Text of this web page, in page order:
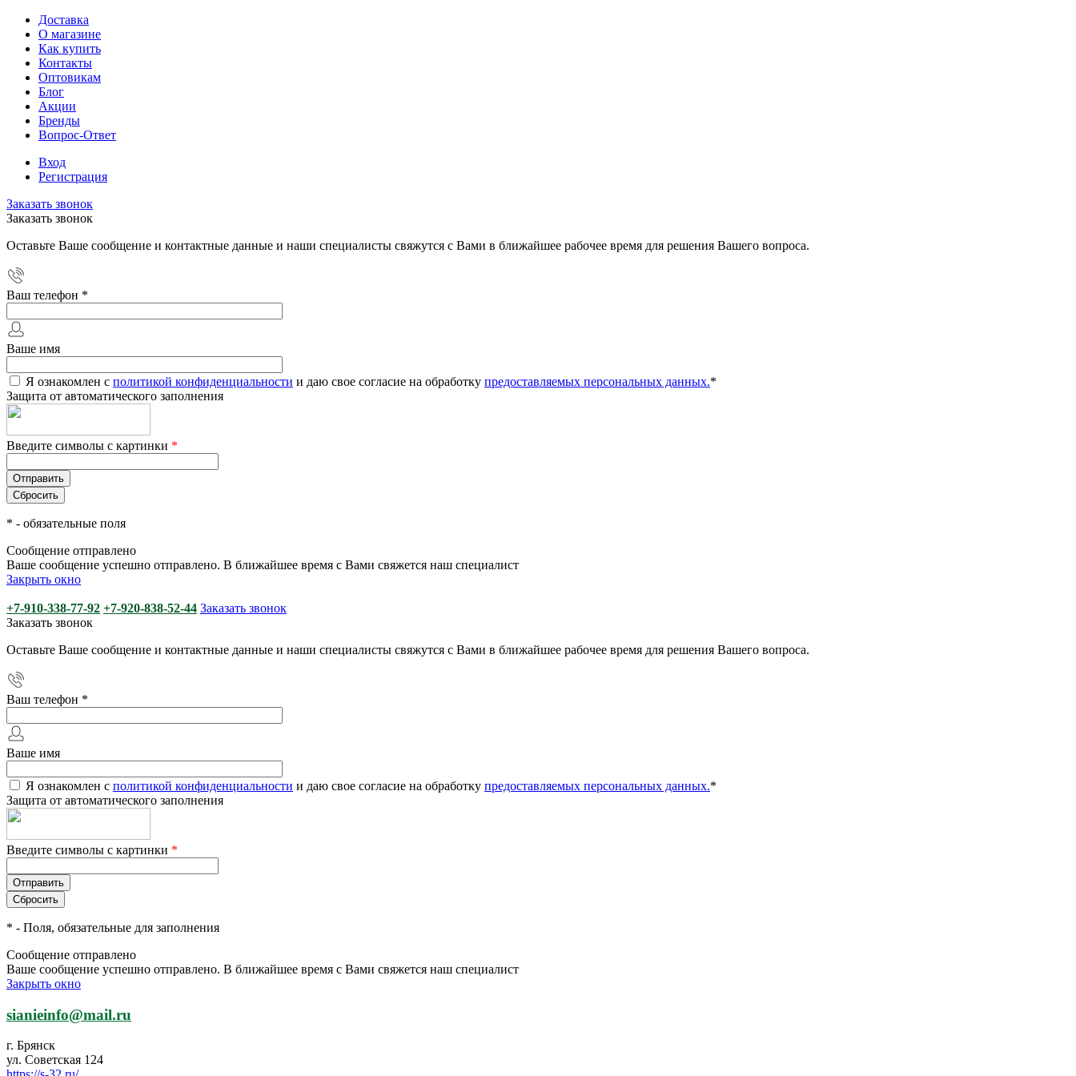
Доставка
О магазине
Как купить
Контакты
Оптовикам
Блог
Акции
Бренды
Вопрос-Ответ
Вход
Регистрация
Заказать звонок
Заказать звонок
Оставьте Ваше сообщение и контактные данные и наши специалисты свяжутся с Вами в ближайшее рабочее время для решения Вашего вопроса.
Ваш телефон *
Ваше имя
Я ознакомлен с политикой конфиденциальности и даю свое согласие на обработку предоставляемых персональных данных.*
Защита от автоматического заполнения
Введите символы с картинки *
* - обязательные поля
Сообщение отправлено
Ваше сообщение успешно отправлено. В ближайшее время с Вами свяжется наш специалист
Закрыть окно
+7-910-338-77-92 +7-920-838-52-44 Заказать звонок
Заказать звонок
Оставьте Ваше сообщение и контактные данные и наши специалисты свяжутся с Вами в ближайшее рабочее время для решения Вашего вопроса.
Ваш телефон *
Ваше имя
Я ознакомлен с политикой конфиденциальности и даю свое согласие на обработку предоставляемых персональных данных.*
Защита от автоматического заполнения
Введите символы с картинки *
* - Поля, обязательные для заполнения
Сообщение отправлено
Ваше сообщение успешно отправлено. В ближайшее время с Вами свяжется наш специалист
Закрыть окно
sianieinfo@mail.ru
г. Брянск
ул. Советская 124